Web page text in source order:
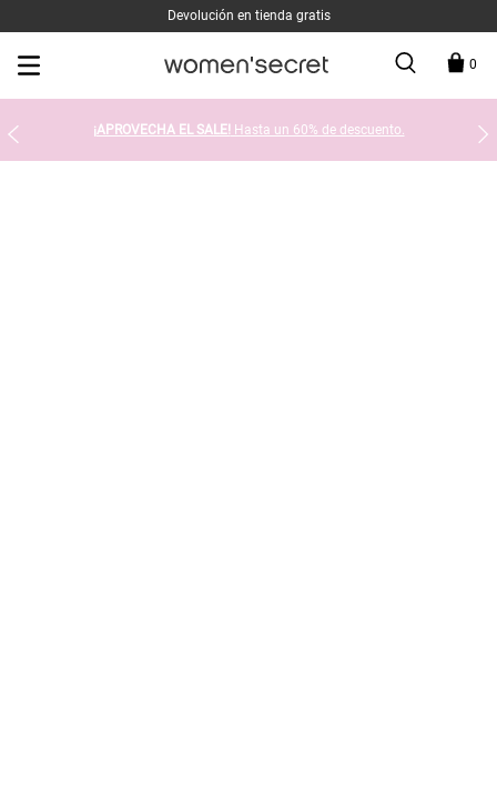
Devolución en tienda gratis
0
¡APROVECHA EL SALE! Hasta un 60% de descuento.